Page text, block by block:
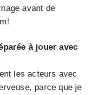
avant de
à jouer avec
les acteurs avec
parce que je